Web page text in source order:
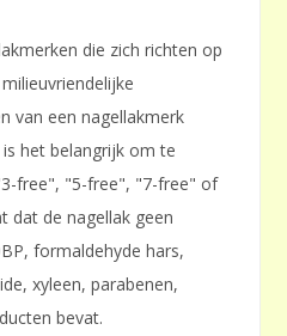
die zich richten op
van een nagellakmerk
het belangrijk om te
free", "5-free", "7-free" of
dat de nagellak geen
formaldehyde hars,
xyleen, parabenen,
bevat.